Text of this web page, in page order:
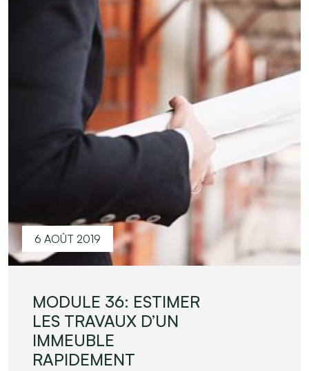
6 AOÛT 2019
MODULE 36: ESTIMER
LES TRAVAUX D’UN
IMMEUBLE
RAPIDEMENT